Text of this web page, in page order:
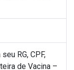
RG, CPF,
de Vacina –